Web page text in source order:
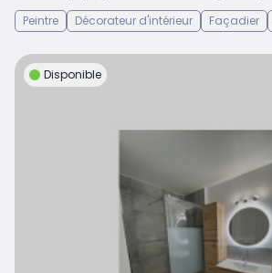
Peintre
Décorateur d'intérieur Façadier
Disponible